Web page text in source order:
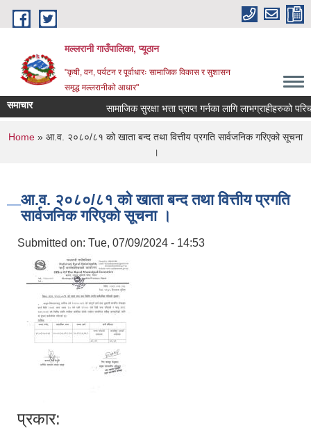
Skip to main content
मल्लरानी गाउँपालिका, प्यूठान
"कृषी, वन, पर्यटन र पूर्वाधारः सामाजिक विकास र सुशासन
समृद्ध मल्लरानीको आधार"
समाचार सामाजिक सुरक्षा भत्ता प्राप्त गर्नका लागि लाभग्राहीहरुको
You are here
Home » आ.व. २०८०/८१ को खाता बन्द तथा वित्तीय प्रगति सार्वजनिक गरिएको सूचना
।
आ.व. २०८०/८१ को खाता बन्द तथा वित्तीय प्रगति
सार्वजनिक गरिएको सूचना ।
Submitted on: Tue, 07/09/2024 - 14:53
प्रकार: